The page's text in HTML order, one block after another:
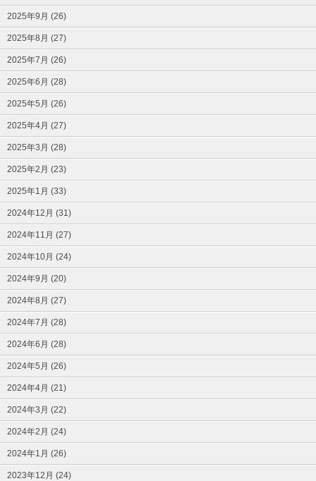
2025年9月 (26)
2025年8月 (27)
2025年7月 (26)
2025年6月 (28)
2025年5月 (26)
2025年4月 (27)
2025年3月 (28)
2025年2月 (23)
2025年1月 (33)
2024年12月 (31)
2024年11月 (27)
2024年10月 (24)
2024年9月 (20)
2024年8月 (27)
2024年7月 (28)
2024年6月 (28)
2024年5月 (26)
2024年4月 (21)
2024年3月 (22)
2024年2月 (24)
2024年1月 (26)
2023年12月 (24)